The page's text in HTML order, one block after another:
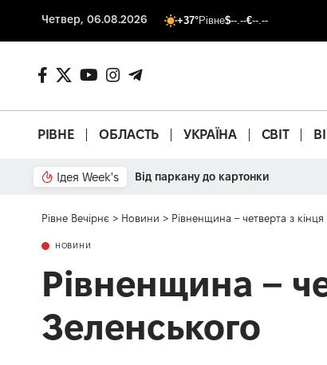
Четвер, 06.08.2026 +37°Рівне$--.--€--.--
РІВНЕ ОБЛАСТЬ УКРАЇНА СВІТ
Ідея Week's Від паркану до картонки
Рівне Вечірнє > Новини > Рівненщина – четверта з
НОВИНИ
Рівненщина –
Зеленського